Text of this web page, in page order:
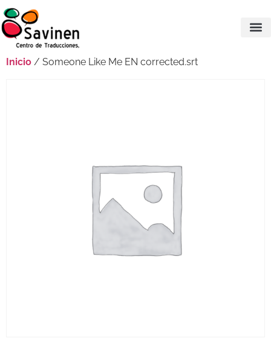
Inicio / Someone Like Me EN corrected.srt